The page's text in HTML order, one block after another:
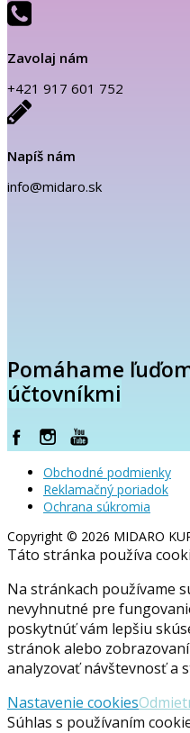
Zavolaj nám
+421 917 601 752
Napíš nám
info@midaro.sk
Pomáhame
účtovníkmi
Obchodné podmienky
Reklamačný poriadok
Ochrana súkromia
Copyright © 2026 MIDARO
Táto stránka používa
Na stránkach používame
nevyhnutné pre
poskytnúť vám lepšiu
stránok alebo
analyzovať návštevnosť a
Nastavenie cookies
Súhlas s používaním